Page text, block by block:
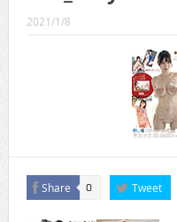
CINEMA×STYLE 287号
CINEMA×STYLE 286号
CINEMA×STYLE 285号
2021/1/8
Share 0 Tweet